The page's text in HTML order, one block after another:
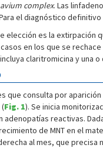
complex. Las
el diagnóstico
elección es la extirpación
en los que se
claritromicina y una
que consulta por
Fig. 1). Se inicia
adenopatías reactivas.
de MNT en el
al mes, que precisa